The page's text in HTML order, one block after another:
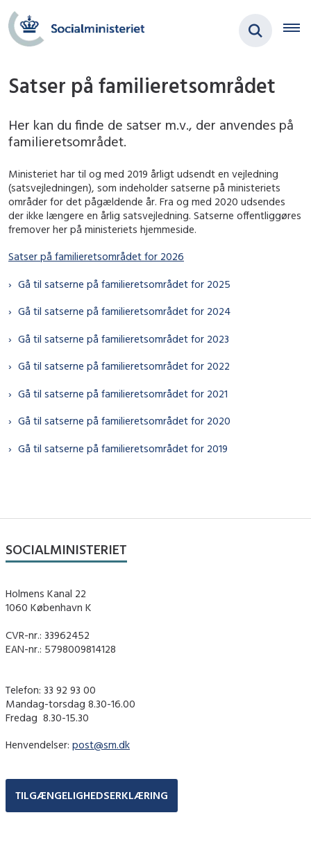
Satser på familieretsområdet
Her kan du finde de satser m.v., der anvendes på
familieretsområdet.
Ministeriet har til og med 2019 årligt udsendt en vejledning
(satsvejledningen), som indeholder satserne på ministeriets
områder for det pågældende år. Fra og med 2020 udsendes
der ikke længere en årlig satsvejledning. Satserne offentliggøres
fremover her på ministeriets hjemmeside.
Satser på familieretsområdet for 2026
Gå til satserne på familieretsområdet for 2025
Gå til satserne på familieretsområdet for 2024
Gå til satserne på familieretsområdet for 2023
Gå til satserne på familieretsområdet for 2022
Gå til satserne på familieretsområdet for 2021
Gå til satserne på familieretsområdet for 2020
Gå til satserne på familieretsområdet for 2019
SOCIALMINISTERIET
Holmens Kanal 22
1060 København K
CVR-nr.: 33962452
EAN-nr.: 5798009814128
Telefon: 33 92 93 00
Mandag-torsdag 8.30-16.00
Fredag ​ 8.30-15.30
Henvendelser: post@sm.dk
TILGÆNGELIGHEDSERKLÆRING